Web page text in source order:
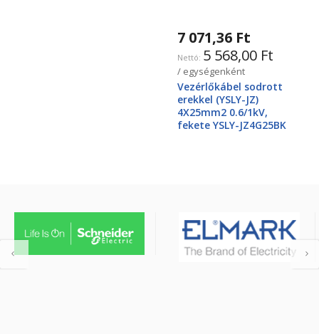
7 071,36 Ft
5 568,00 Ft
/ egységenként
Vezérlőkábel sodrott
erekkel (YSLY-JZ)
4X25mm2 0.6/1kV,
fekete YSLY-JZ4G25BK